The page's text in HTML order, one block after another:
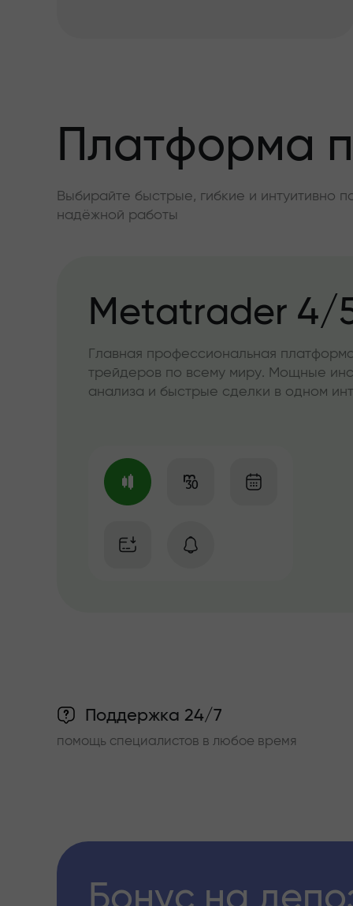
Платформа
Выбирайте быстрые, гибкие и интуитивно
надёжной работы
Metatrader 4/
Главная профессиональная
трейдеров по всему миру. Мощные
анализа и быстрые сделки в одном
Поддержка 24/7
помощь специалистов в любое время
Бонус на